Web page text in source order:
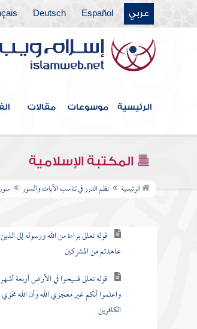
عربي Español
Deutsch
الرئيسية موسوعات مقالات
المكتبة الإسلامية
الرئيسية نظم الدرر في تناسب الآيات والسور
سورة آل عمران
سورة النساء
سورة " المائدة
سورة الأنعام
سورة الأعراف
سورة الأنفال
سورة التوبة
قوله تعالى براءة من الله ورسوله إلى الذين
عاهدتم من المشركين
قوله تعالى فسيحوا في الأرض أربعة أشهر
واعلموا أنكم غير معجزي الله وأن الله مخزي
الكافرين